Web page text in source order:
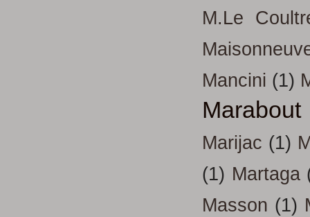
M.Le
Mancini (1)
Marabout
Marijac (1)
(1) Martaga
Masson (1)